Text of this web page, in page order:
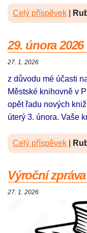
Celý příspěvek
29. února
27. 1. 2026
z důvodu mé účasti
Městské knihovně v
opět řadu nových
úterý 3. února. Vaše
Celý příspěvek
Výroční
27. 1. 2026